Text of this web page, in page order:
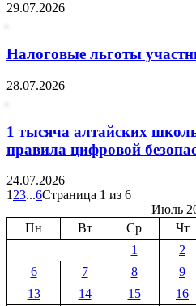
29.07.2026
Налоговые льготы
28.07.2026
1 тысяча алтайских
правила цифровой
24.07.2026
1 23...6Страница 1 из 6
Июль
Пн
Вт Ср Чт
1
2
6
7 8 9
13
14 15 16